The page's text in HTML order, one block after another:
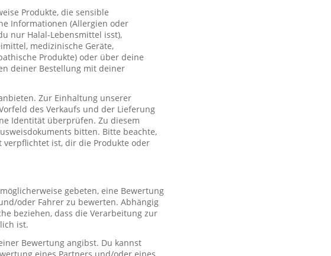
Produkte, die sensible
Informationen (Allergien oder
nur Halal-Lebensmittel isst),
medizinische Geräte,
Produkte) oder über deine
deiner Bestellung mit deiner
Zur Einhaltung unserer
des Verkaufs und der Lieferung
Identität überprüfen. Zu diesem
bitten. Bitte beachte,
verpflichtet ist, dir die Produkte oder
gebeten, eine Bewertung
oder Fahrer zu bewerten. Abhängig
beziehen, dass die Verarbeitung zur
ist.
Bewertung angibst. Du kannst